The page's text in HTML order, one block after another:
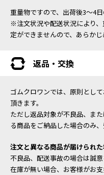
重量物ですので、出荷後3～4
※注文状況や配送状況により
定ができませんので、あらかじ
返品・交換
ゴムクロワンでは、原則とし
頂きます。
ただし返品対象が不良品、ま
る商品をご納品した場合のみ、
注文と異なる商品が届けられ
不良品、配送事故の場合は誠
在庫が無い場合、お客様がお